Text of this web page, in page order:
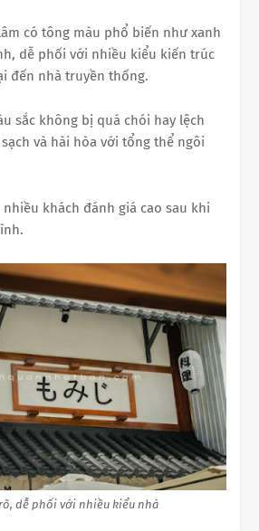
có tông màu phổ biến như xanh
dễ phối với nhiều kiểu kiến trúc
đến nhà truyền thống.
sắc không bị quá chói hay lệch
và hài hòa với tổng thể ngôi
khách đánh giá cao sau khi
dễ phối với nhiều kiểu nhà